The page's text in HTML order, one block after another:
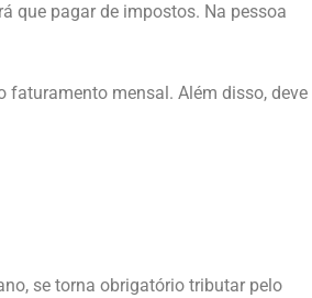
que pagar de impostos. Na pessoa
faturamento mensal. Além disso, deve
se torna obrigatório tributar pelo